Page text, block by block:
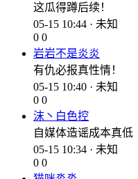
这瓜得蹲后续！
05-15 10:44 · 未知
0 0
岩岩不是炎炎
有仇必报真性情！
05-15 10:40 · 未知
0 0
沫丶白色控
自媒体造谣成本真低
05-15 10:34 · 未知
0 0